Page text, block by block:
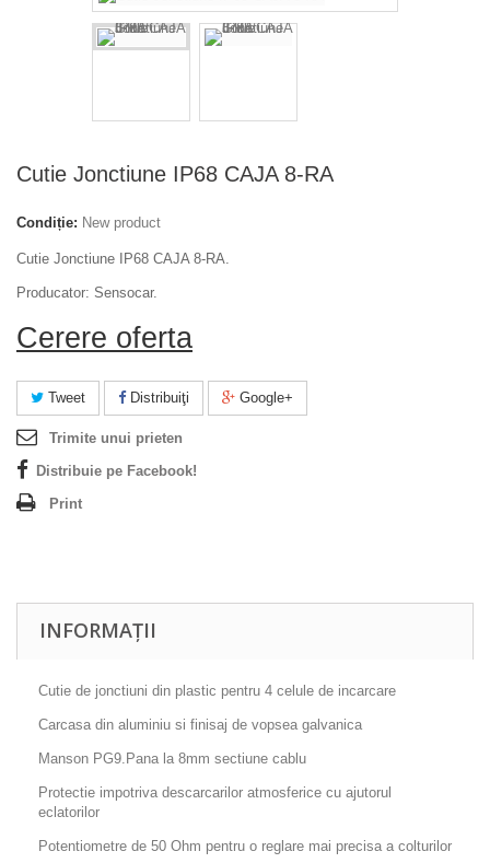
Cutie Jonctiune IP68 CAJA 8-RA
Condiție: New product
Cutie Jonctiune IP68 CAJA 8-RA.
Producator: Sensocar.
Cerere oferta
Tweet Distribuiţi Google+
Trimite unui prieten
Distribuie pe Facebook!
Print
INFORMAȚII
Cutie de jonctiuni din plastic pentru 4 celule de incarcare
Carcasa din aluminiu si finisaj de vopsea galvanica
Manson PG9.Pana la 8mm sectiune cablu
Protectie impotriva descarcarilor atmosferice cu ajutorul
eclatorilor
Potentiometre de 50 Ohm pentru o reglare mai precisa a colturilor